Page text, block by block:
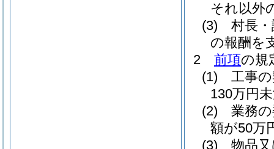
それ以外
(3)
村長
の報酬を
2
前項の規
(1)
工事
130万円
(2)
業務
額が50万
(3)
物品